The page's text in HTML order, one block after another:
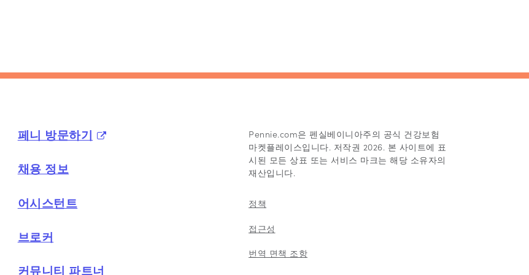
페니 방문하기
채용 정보
어시스턴트
브로커
커뮤니티 파트너
Pennie.com은 펜실베이니아주의 공식 건강보험
마켓플레이스입니다. 저작권 2026. 본 사이트에 표
시된 모든 상표 또는 서비스 마크는 해당 소유자의
재산입니다.
정책
접근성
번역 면책 조항